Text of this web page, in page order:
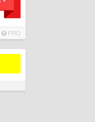
PRO